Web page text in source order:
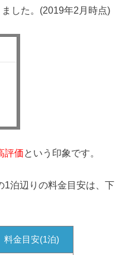
した。(2019年2月時点)
評価という印象です。
1泊辺りの料金目安は、下
料金目安(1泊)